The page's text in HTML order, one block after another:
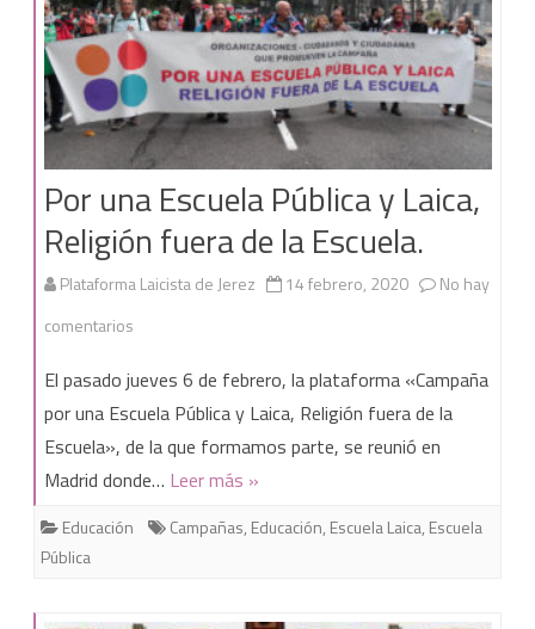
Por una Escuela Pública y Laica,
Religión fuera de la Escuela.
Plataforma Laicista de Jerez 14 febrero, 2020
No hay
comentarios
una
Escuela
Pública
Religión
El pasado jueves 6 de febrero, la plataforma «Campaña
por una Escuela Pública y Laica, Religión fuera de la
Escuela», de la que formamos parte, se reunió en
Madrid donde… Leer más »
Educación Campañas, Educación, Escuela Laica, Escuela
Pública